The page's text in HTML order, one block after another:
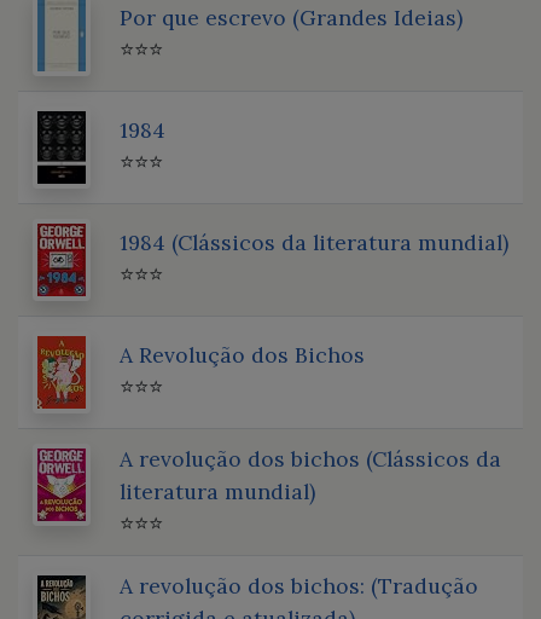
Por que escrevo (Grandes Ideias)
⭐⭐⭐
1984
⭐⭐⭐
1984 (Clássicos da literatura mundial)
⭐⭐⭐
A Revolução dos Bichos
⭐⭐⭐
A revolução dos bichos (Clássicos da
literatura mundial)
⭐⭐⭐
A revolução dos bichos: (Tradução